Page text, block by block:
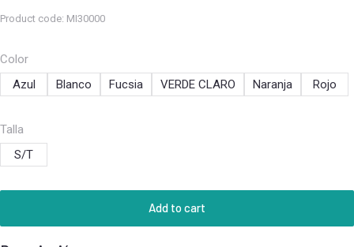
Product code: MI30000
Color
Azul
Blanco Fucsia VERDE CLARO Naranja Rojo
Talla
S/T
Add to cart